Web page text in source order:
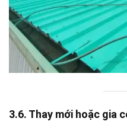
3.6. Thay mới hoặc gia